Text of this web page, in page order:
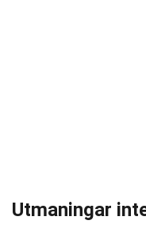
Utmaningar